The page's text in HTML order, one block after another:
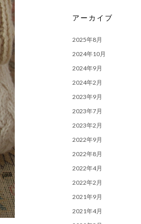
アーカイブ
2025年8月
2024年10月
2024年9月
2024年2月
2023年9月
2023年7月
2023年2月
2022年9月
2022年8月
2022年4月
2022年2月
2021年9月
2021年4月